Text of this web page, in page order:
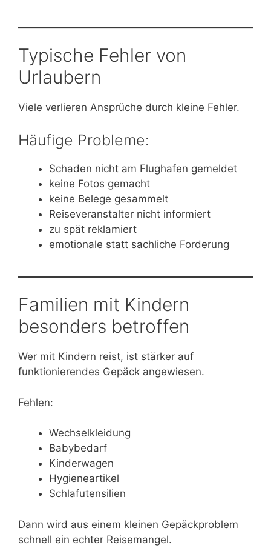
Typische Fehler von
Urlaubern
Viele verlieren Ansprüche durch kleine Fehler.
Häufige Probleme:
Schaden nicht am Flughafen gemeldet
keine Fotos gemacht
keine Belege gesammelt
Reiseveranstalter nicht informiert
zu spät reklamiert
emotionale statt sachliche Forderung
Familien mit Kindern
besonders betroffen
Wer mit Kindern reist, ist stärker auf
funktionierendes Gepäck angewiesen.
Fehlen:
Wechselkleidung
Babybedarf
Kinderwagen
Hygieneartikel
Schlafutensilien
Dann wird aus einem kleinen Gepäckproblem
schnell ein echter Reisemangel.